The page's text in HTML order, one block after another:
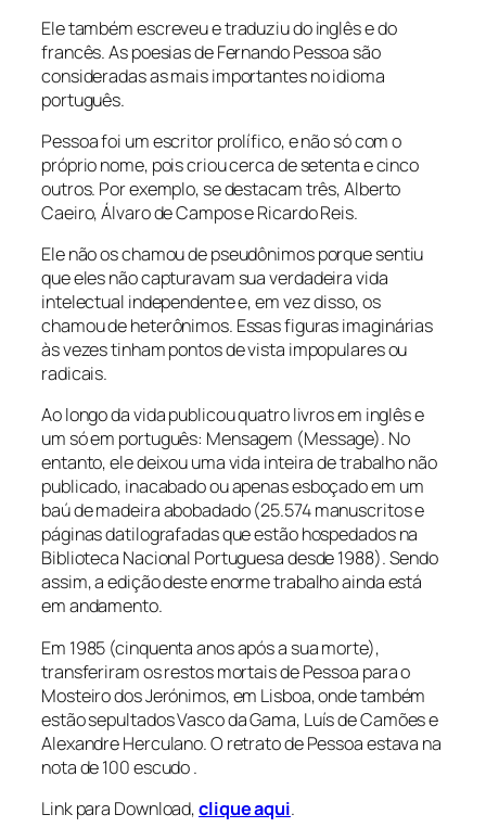
Ele também escreveu e traduziu do inglês e do
francês. As poesias de Fernando Pessoa são
consideradas as mais importantes no idioma
português.
Pessoa foi um escritor prolífico, e não só com o
próprio nome, pois criou cerca de setenta e cinco
outros. Por exemplo, se destacam três, Alberto
Caeiro, Álvaro de Campos e Ricardo Reis.
Ele não os chamou de pseudônimos porque sentiu
que eles não capturavam sua verdadeira vida
intelectual independente e, em vez disso, os
chamou de heterônimos. Essas figuras imaginárias
às vezes tinham pontos de vista impopulares ou
radicais.
Ao longo da vida publicou quatro livros em inglês e
um só em português: Mensagem (Message). No
entanto, ele deixou uma vida inteira de trabalho não
publicado, inacabado ou apenas esboçado em um
baú de madeira abobadado (25.574 manuscritos e
páginas datilografadas que estão hospedados na
Biblioteca Nacional Portuguesa desde 1988). Sendo
assim, a edição deste enorme trabalho ainda está
em andamento.
Em 1985 (cinquenta anos após a sua morte),
transferiram os restos mortais de Pessoa para o
Mosteiro dos Jerónimos, em Lisboa, onde também
estão sepultados Vasco da Gama, Luís de Camões e
Alexandre Herculano. O retrato de Pessoa estava na
nota de 100 escudo .
Link para Download,clique aqui.